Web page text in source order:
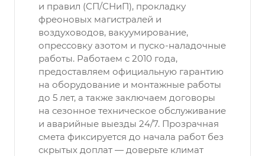
и правил (СП/СНиП), прокладку
фреоновых магистралей и
воздуховодов, вакуумирование,
опрессовку азотом и пуско-наладочные
работы. Работаем с 2010 года,
предоставляем официальную гарантию
на оборудование и монтажные работы
до 5 лет, а также заключаем договоры
на сезонное техническое обслуживание
и аварийные выезды 24/7. Прозрачная
смета фиксируется до начала работ без
скрытых доплат — доверьте климат